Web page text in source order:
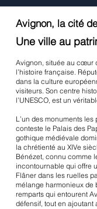
Avignon, la cité
Une ville au
Avignon, située au cœur
l’histoire française.
dans la culture
visiteurs. Son centre
l’UNESCO, est un
L’un des monuments
conteste le Palais des
gothique médiévale
la chrétienté au XIVe
Bénézet, connu comme
incontournable qui offre
Flâner dans les ruelles
mélange harmonieux de
remparts qui entourent
défensif, tout en